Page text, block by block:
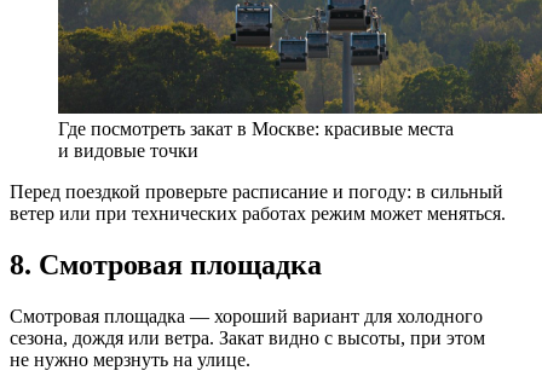
Где посмотреть закат в Москве: красивые места
и видовые точки
Перед поездкой проверьте расписание и погоду: в сильный
ветер или при технических работах режим может меняться.
8. Смотровая площадка
Смотровая площадка — хороший вариант для холодного
сезона, дождя или ветра. Закат видно с высоты, при этом
не нужно мерзнуть на улице.